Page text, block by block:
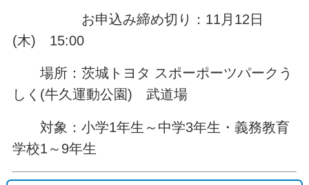
お申込み締め切り：11月12日
(木) 15:00
場所：茨城トヨタ スポーポーツパークう
しく(牛久運動公園) 武道場
対象：小学1年生～中学3年生・義務教育
学校1～9年生